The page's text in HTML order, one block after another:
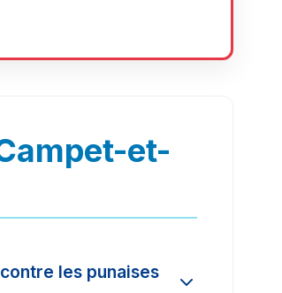
et-
les punaises